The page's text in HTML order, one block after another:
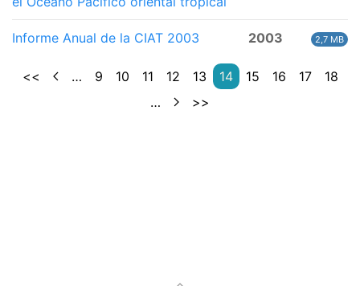
Informe Anual de la CIAT 2003 2003 2,7 MB
<< … 9 10 11 12 13 14 15 16 17
18
…
>>